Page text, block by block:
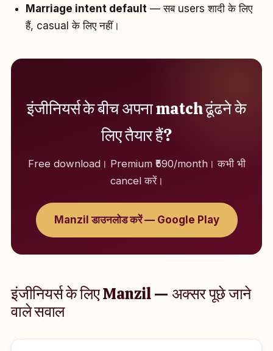
Marriage intent default — सब users शादी के लिए
हैं, casual के लिए नहीं।
इंजीनियर्स के बीच अपना match ढूंढने के
लिए तैयार हैं?
Free download। Premium ₹590/month। कभी भी
cancel करें।
Manzil डाउनलोड करें — Google Play
इंजीनियर्स के लिए Manzil — अक्सर पूछे जाने
वाले सवाल